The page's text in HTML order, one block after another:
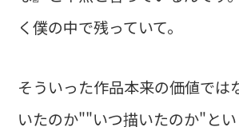
く僕の中で残っていて。
そういった作品本来の価値では
いたのか""いつ描いたのか"と